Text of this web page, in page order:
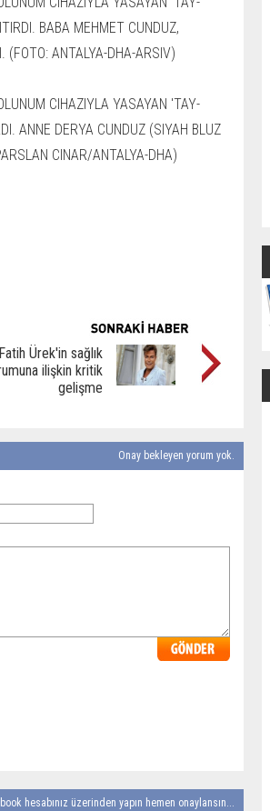
Fatih Ürek'in sağlık
ilişkin kritik
gelişme
Onay bekleyen yorum yok.
hesabınız üzerinden yapın hemen onaylansın...